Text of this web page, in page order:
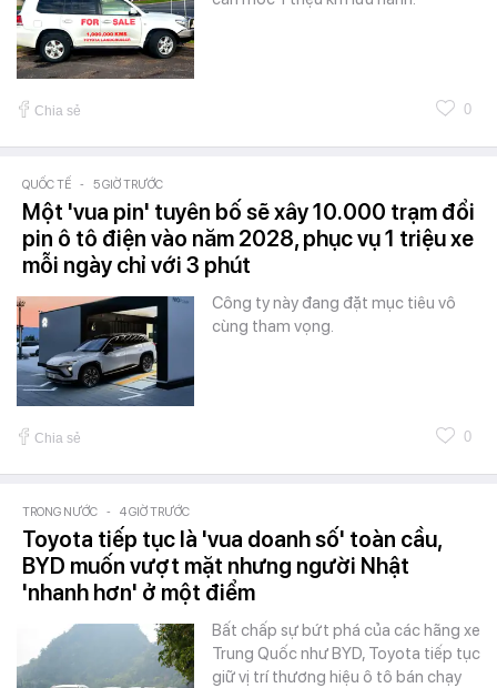
Chia sẻ 0
QUỐC TẾ - 5 GIỜ TRƯỚC
Một 'vua pin' tuyên bố sẽ xây 10.000 trạm đổi
pin ô tô điện vào năm 2028, phục vụ 1 triệu xe
mỗi ngày chỉ với 3 phút
Công ty này đang đặt mục tiêu vô
cùng tham vọng.
Chia sẻ 0
TRONG NƯỚC - 4 GIỜ TRƯỚC
Toyota tiếp tục là 'vua doanh số' toàn cầu,
BYD muốn vượt mặt nhưng người Nhật
'nhanh hơn' ở một điểm
Bất chấp sự bứt phá của các hãng xe
Trung Quốc như BYD, Toyota tiếp tục
giữ vị trí thương hiệu ô tô bán chạy